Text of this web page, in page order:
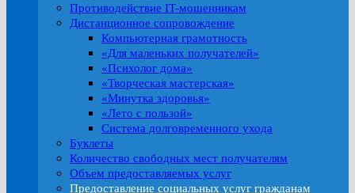
Противодействие IT-мошенникам
Дистанционное сопровождение
Компьютерная грамотность
«Для маленьких получателей»
«Психолог дома»
«Творческая мастерская»
«Минутка здоровья»
«Лето с пользой»
Система долговременного ухода
Буклеты
Количество свободных мест получателям
Объем предоставляемых услуг
Предоставление социальных услуг гражданам